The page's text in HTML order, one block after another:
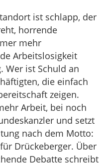
ist schlapp, der
horrende
mehr
Arbeitslosigkeit
Wer ist Schuld an
die einfach
zeigen.
Arbeit, bei noch
und setzt
nach dem Motto:
Drückeberger. Über
Debatte schreibt